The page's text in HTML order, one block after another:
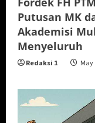
Putusan MK
Akademisi
Menyeluruh
Redaksi 1 May